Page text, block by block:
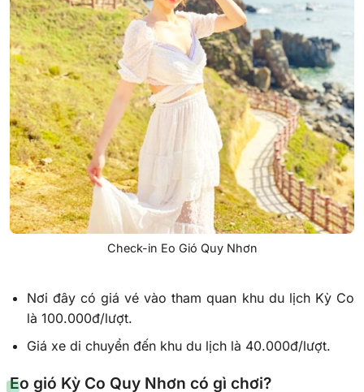
Check-in Eo Gió Quy Nhơn
Nơi đây có giá vé vào tham quan khu du lịch Kỳ Co
là 100.000đ/lượt.
Giá xe di chuyển đến khu du lịch là 40.000đ/lượt.
Eo gió Kỳ Co Quy Nhơn có gì chơi?